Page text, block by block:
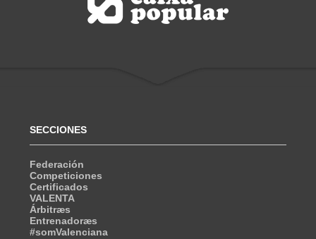
SECCIONES
Federación
Competiciones
Certificados
VALENTA
Árbitræs
Entrenadoræs
#somValenciana